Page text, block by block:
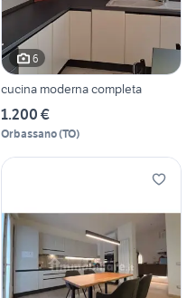
6
cucina moderna completa
1.200 €
Orbassano(TO)